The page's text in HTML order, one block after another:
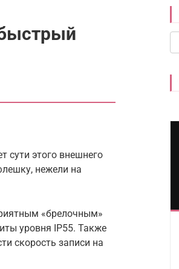
сути этого внешнего
нежели на
«брелочным»
уровня IP55. Также
скорость записи на